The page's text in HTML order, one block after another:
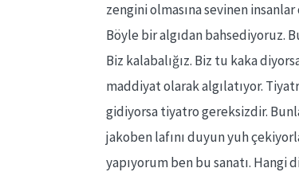
zengini olmasına sevinen
Böyle bir algıdan bahsediyoruz.
Biz kalabalığız. Biz tu kaka
maddiyat olarak algılatıyor.
gidiyorsa tiyatro gereksizdir.
jakoben lafını duyun yuh
yapıyorum ben bu sanatı.